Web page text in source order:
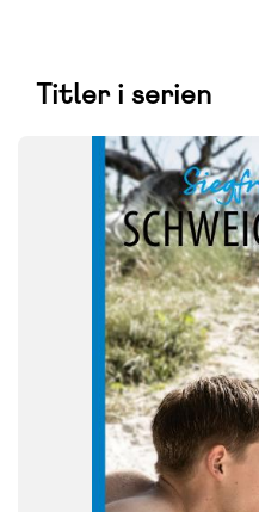
Titler i serien
FORMAT
Flergangsbog
9788723572295